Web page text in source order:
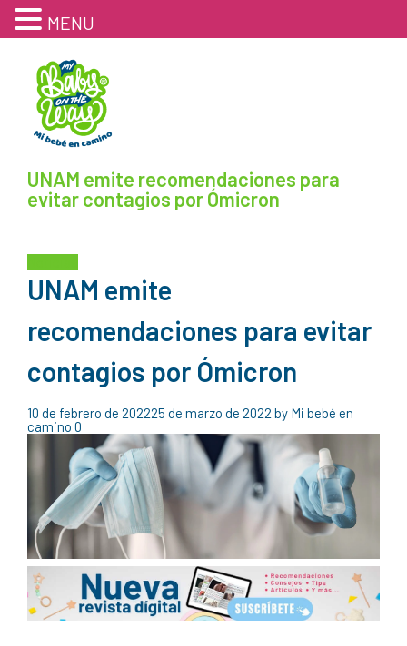
UNAM emite recomendaciones para
evitar contagios por Ómicron
UNAM emite
recomendaciones para evitar
contagios por Ómicron
10 de febrero de 202225 de marzo de 2022 by Mi bebé en
camino 0
MENU